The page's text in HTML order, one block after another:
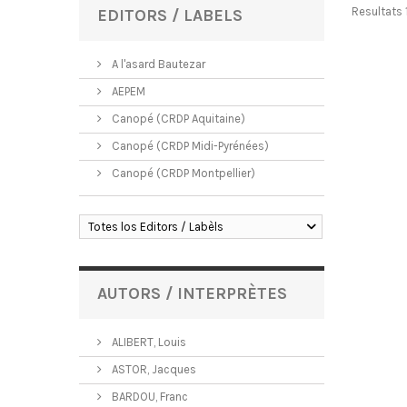
EDITORS / LABELS
A l'asard Bautezar
AEPEM
Canopé (CRDP Aquitaine)
Canopé (CRDP Midi-Pyrénées)
Canopé (CRDP Montpellier)
Totes los Editors / Labèls
AUTORS / INTERPRÈTES
ALIBERT, Louis
ASTOR, Jacques
BARDOU, Franc
Resultats